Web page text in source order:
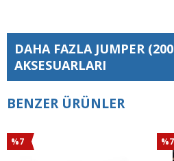
DAHA FAZLA JUMPER
AKSESUARLARI
BENZER ÜRÜNLER
%7 %7